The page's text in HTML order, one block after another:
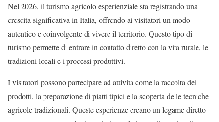
Nel 2026, il turismo agricolo esperienziale sta registrando una
crescita significativa in Italia, offrendo ai visitatori un modo
autentico e coinvolgente di vivere il territorio. Questo tipo di
turismo permette di entrare in contatto diretto con la vita rurale, le
tradizioni locali e i processi produttivi.
I visitatori possono partecipare ad attività come la raccolta dei
prodotti, la preparazione di piatti tipici e la scoperta delle tecniche
agricole tradizionali. Queste esperienze creano un legame diretto